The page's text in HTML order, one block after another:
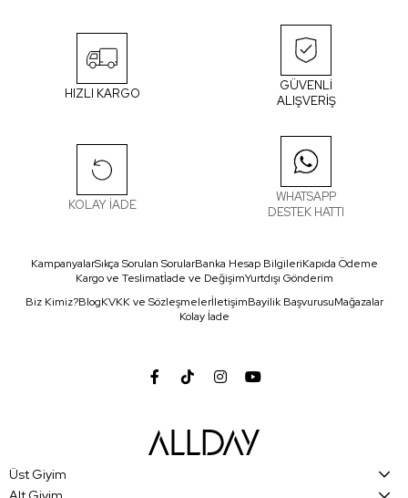
HIZLI KARGO
GÜVENLİ
ALIŞVERİŞ
KOLAY İADE
WHATSAPP
DESTEK HATTI
KampanyalarSıkça Sorulan SorularBanka Hesap BilgileriKapıda Ödeme
Kargo ve Teslimatİade ve DeğişimYurtdışı Gönderim
Biz Kimiz?BlogKVKK ve SözleşmelerİletişimBayilik BaşvurusuMağazalar
Kolay İade
Üst Giyim